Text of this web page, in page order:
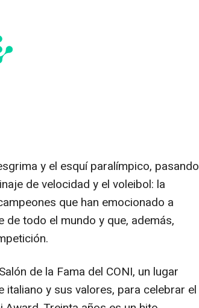
y el esquí paralímpico, pasando
de velocidad y el voleibol: la
que han emocionado a
todo el mundo y que, además,
de la Fama del CONI, un lugar
y sus valores, para celebrar el